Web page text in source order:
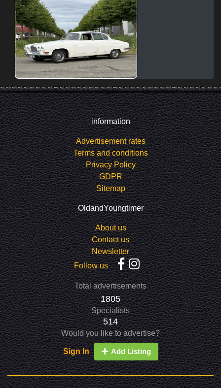
information
Advertisement rates
Terms and conditions
Privacy Policy
GDPR
Sitemap
OldandYoungtimer
About us
Contact us
Newsletter
Follow us
Total advertisements
1805
Specialists
514
Would you like to advertise?
Sign In Add Listing